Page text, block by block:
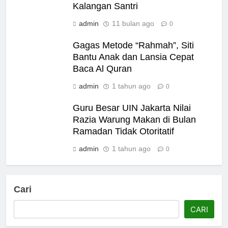
Kalangan Santri
admin 11 bulan ago 0
Gagas Metode “Rahmah”, Siti
Bantu Anak dan Lansia Cepat
Baca Al Quran
admin 1 tahun ago 0
Guru Besar UIN Jakarta Nilai
Razia Warung Makan di Bulan
Ramadan Tidak Otoritatif
admin 1 tahun ago 0
Cari
CARI